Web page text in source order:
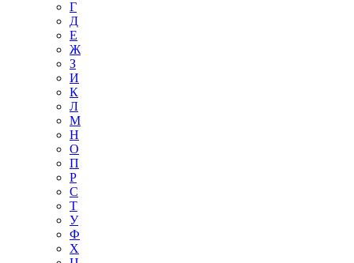
Г
Д
Е
Ж
З
И
К
Л
М
Н
О
П
Р
С
Т
У
Ф
Х